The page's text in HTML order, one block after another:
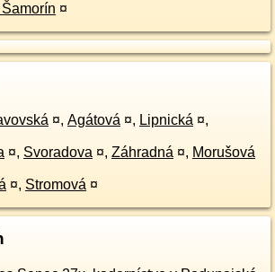
Hamuliakovo = > Šamorín ¤
¤, Agátová ¤, Lipnická ¤,
¤, Svoradova ¤, Záhradná ¤, Morušová
¤, Stromová ¤